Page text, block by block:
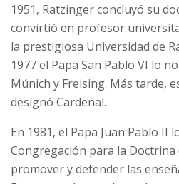
1951, Ratzinger concluyó su
convirtió en profesor
la prestigiosa Universidad de
1977 el Papa San Pablo VI lo
Múnich y Freising. Más tarde,
designó Cardenal.
En 1981, el Papa Juan Pablo II
Congregación para la Doctrina
promover y defender las